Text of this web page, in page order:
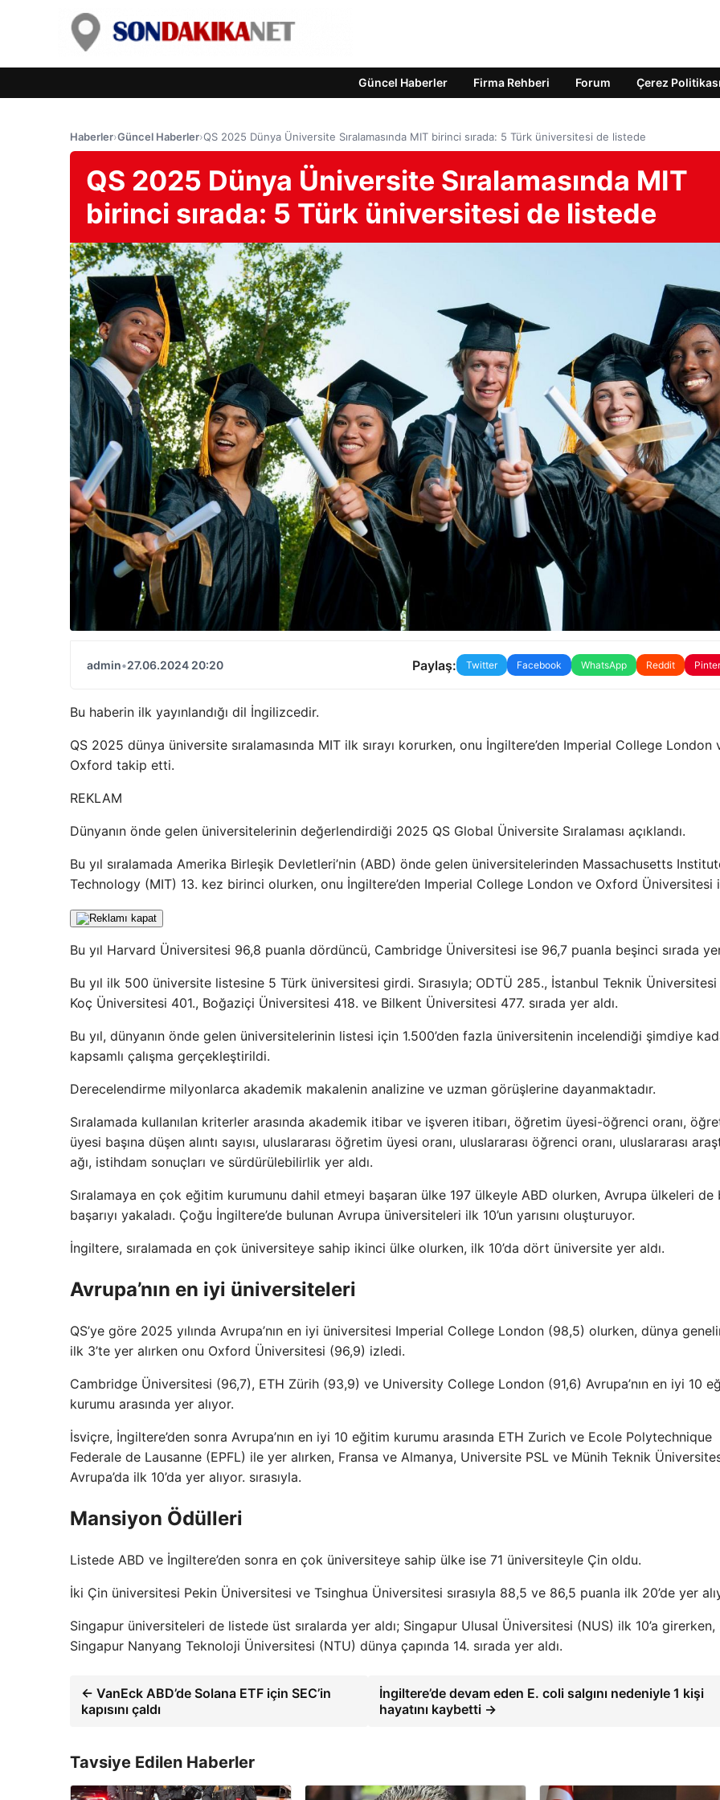
Güncel Haberler Firma Rehberi Forum Çerez Politikası
Haberler›Güncel Haberler›QS 2025 Dünya Üniversite Sıralamasında MIT birinci sırada: 5 Türk üniversitesi de listede
QS 2025 Dünya Üniversite Sıralamasında MIT
birinci sırada: 5 Türk üniversitesi de listede
admin•27.06.2024 20:20 Paylaş: Twitter Facebook WhatsApp Reddit
Bu haberin ilk yayınlandığı dil İngilizcedir.
QS 2025 dünya üniversite sıralamasında MIT ilk sırayı korurken, onu İngiltere’den Imperial College London
Oxford takip etti.
REKLAM
Dünyanın önde gelen üniversitelerinin değerlendirdiği 2025 QS Global Üniversite Sıralaması açıklandı.
Bu yıl sıralamada Amerika Birleşik Devletleri’nin (ABD) önde gelen üniversitelerinden Massachusetts
Technology (MIT) 13. kez birinci olurken, onu İngiltere’den Imperial College London ve Oxford Üniversitesi
Bu yıl Harvard Üniversitesi 96,8 puanla dördüncü, Cambridge Üniversitesi ise 96,7 puanla beşinci sırada
Bu yıl ilk 500 üniversite listesine 5 Türk üniversitesi girdi. Sırasıyla; ODTÜ 285., İstanbul Teknik Üniversitesi
Koç Üniversitesi 401., Boğaziçi Üniversitesi 418. ve Bilkent Üniversitesi 477. sırada yer aldı.
Bu yıl, dünyanın önde gelen üniversitelerinin listesi için 1.500’den fazla üniversitenin incelendiği şimdiye
kapsamlı çalışma gerçekleştirildi.
Derecelendirme milyonlarca akademik makalenin analizine ve uzman görüşlerine dayanmaktadır.
Sıralamada kullanılan kriterler arasında akademik itibar ve işveren itibarı, öğretim üyesi-öğrenci oranı,
üyesi başına düşen alıntı sayısı, uluslararası öğretim üyesi oranı, uluslararası öğrenci oranı, uluslararası
ağı, istihdam sonuçları ve sürdürülebilirlik yer aldı.
Sıralamaya en çok eğitim kurumunu dahil etmeyi başaran ülke 197 ülkeyle ABD olurken, Avrupa ülkeleri de
başarıyı yakaladı. Çoğu İngiltere’de bulunan Avrupa üniversiteleri ilk 10’un yarısını oluşturuyor.
İngiltere, sıralamada en çok üniversiteye sahip ikinci ülke olurken, ilk 10’da dört üniversite yer aldı.
Avrupa’nın en iyi üniversiteleri
QS’ye göre 2025 yılında Avrupa’nın en iyi üniversitesi Imperial College London (98,5) olurken, dünya
ilk 3’te yer alırken onu Oxford Üniversitesi (96,9) izledi.
Cambridge Üniversitesi (96,7), ETH Zürih (93,9) ve University College London (91,6) Avrupa’nın en iyi 10
kurumu arasında yer alıyor.
İsviçre, İngiltere’den sonra Avrupa’nın en iyi 10 eğitim kurumu arasında ETH Zurich ve Ecole Polytechnique
Federale de Lausanne (EPFL) ile yer alırken, Fransa ve Almanya, Universite PSL ve Münih Teknik
Avrupa’da ilk 10’da yer alıyor. sırasıyla.
Mansiyon Ödülleri
Listede ABD ve İngiltere’den sonra en çok üniversiteye sahip ülke ise 71 üniversiteyle Çin oldu.
İki Çin üniversitesi Pekin Üniversitesi ve Tsinghua Üniversitesi sırasıyla 88,5 ve 86,5 puanla ilk 20’de yer
Singapur üniversiteleri de listede üst sıralarda yer aldı; Singapur Ulusal Üniversitesi (NUS) ilk 10’a girerken,
Singapur Nanyang Teknoloji Üniversitesi (NTU) dünya çapında 14. sırada yer aldı.
← VanEck ABD’de Solana ETF için SEC’in
kapısını çaldı
İngiltere’de devam eden E. coli salgını nedeniyle 1 kişi
hayatını kaybetti →
Tavsiye Edilen Haberler